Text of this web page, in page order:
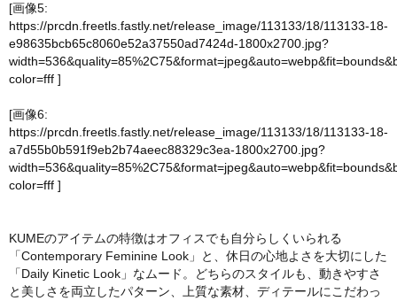
[画像5:
https://prcdn.freetls.fastly.net/release_image/113133/18/113133-18-
e98635bcb65c8060e52a37550ad7424d-1800x2700.jpg?
color=fff ]
[画像6:
https://prcdn.freetls.fastly.net/release_image/113133/18/113133-18-
a7d55b0b591f9eb2b74aeec88329c3ea-1800x2700.jpg?
color=fff ]
KUMEのアイテムの特徴はオフィスでも自分らしくいられる
「Contemporary Feminine Look」と、休日の心地よさを大切にした
「Daily Kinetic Look」なムード。どちらのスタイルも、動きやすさ
と美しさを両立したパターン、上質な素材、ディテールにこだわっ